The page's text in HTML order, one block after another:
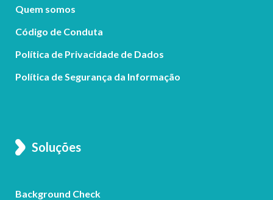
Quem somos
Código de Conduta
Política de Privacidade de Dados
Política de Segurança da Informação
Soluções
Background Check